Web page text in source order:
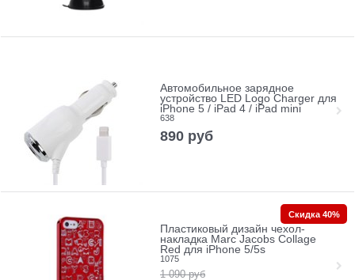
Автомобильное зарядное
устройство LED Logo Charger для
iPhone 5 / iPad 4 / iPad mini
638
890 руб
Пластиковый дизайн чехол-
накладка Marc Jacobs Collage
Red для iPhone 5/5s
1075
1 090 руб
Скидка 40%